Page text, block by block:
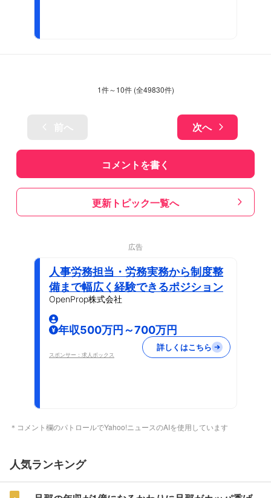
1件～10件 (全49830件)
次へ
コメントを書く
更新トピック一覧へ
広告
人事労務担当・労務実務から制度整
備まで幅広く経験できるポジション
OpenProp株式会社
年収500万円～700万円
スポンサー：求人ボックス
詳しくはこちら
＊コメント欄のパトロールでYahoo!ニュースのAIを使用しています
人気ランキング